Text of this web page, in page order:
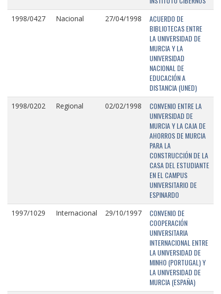
1998/0427 Nacional 27/04/1998
ACUERDO DE
BIBLIOTECAS ENTRE
LA UNIVERSIDAD DE
MURCIA Y LA
UNIVERSIDAD
NACIONAL DE
EDUCACIÓN A
DISTANCIA (UNED)
1998/0202 Regional 02/02/1998
CONVENIO ENTRE LA
UNIVERSIDAD DE
MURCIA Y LA CAJA DE
AHORROS DE MURCIA
PARA LA
CONSTRUCCIÓN DE LA
CASA DEL ESTUDIANTE
EN EL CAMPUS
UNIVERSITARIO DE
ESPINARDO
1997/1029 Internacional 29/10/1997
CONVENIO DE
COOPERACIÓN
UNIVERSITARIA
INTERNACIONAL ENTRE
LA UNIVERSIDAD DE
MINHO (PORTUGAL) Y
LA UNIVERSIDAD DE
MURCIA (ESPAÑA)